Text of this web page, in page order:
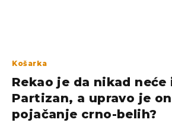
Košarka
Rekao je da nikad
Partizan, a upravo je
pojačanje crno-belih?